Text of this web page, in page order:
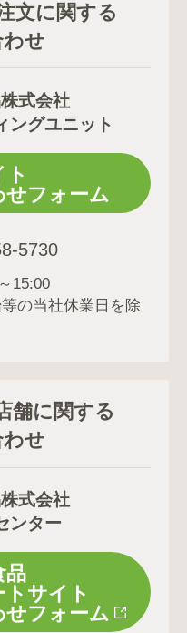
文に関する
せ
式会社
ングユニット
せフォーム
5730
15:00
の当社休業日を除
舗に関する
せ
式会社
ンター
品
トサイト
せフォーム